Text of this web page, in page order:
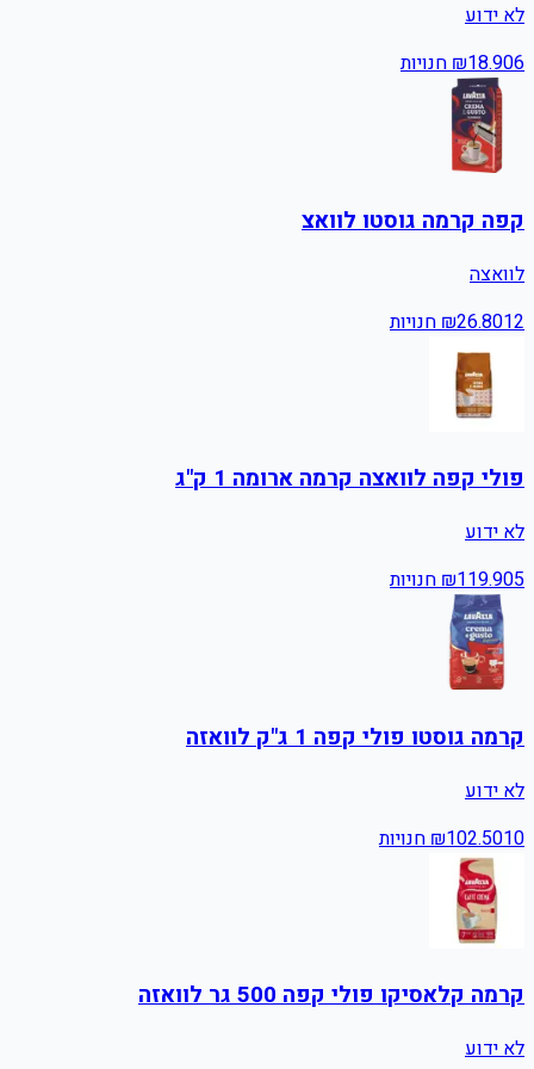
לא ידוע
₪18.906 חנויות
קפה קרמה גוסטו לוואצ
לוואצה
₪26.8012 חנויות
פולי קפה לוואצה קרמה ארומה 1 ק"ג
לא ידוע
₪119.905 חנויות
קרמה גוסטו פולי קפה 1 ג"ק לוואזה
לא ידוע
₪102.5010 חנויות
קרמה קלאסיקו פולי קפה 500 גר לוואזה
לא ידוע